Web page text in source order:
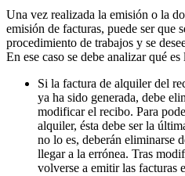
Una vez realizada la emisión o la
emisión de facturas, puede ser que
procedimiento de trabajos y se
En ese caso se debe analizar qué
Si la factura de alquiler del
ya ha sido generada, debe
modificar el recibo. Para
alquiler, ésta debe ser la
no lo es, deberán eliminarse
llegar a la errónea. Tras
volverse a emitir las facturas